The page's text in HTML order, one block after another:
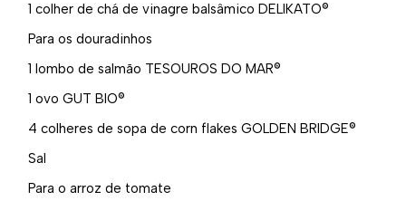
1 colher de chá devinagre balsâmico DELIKATO®
Para os douradinhos
1 lombo de salmão TESOUROS DO MAR®
1ovo GUT BIO®
4 colheres de sopa decorn flakes GOLDEN BRIDGE®
Sal
Para o arroz de tomate